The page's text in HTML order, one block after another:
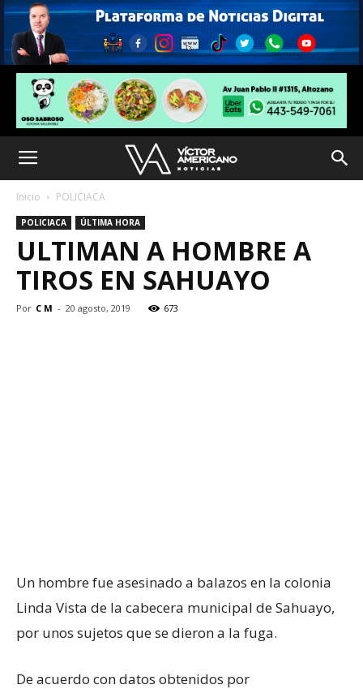
Inicio POLICIACA
POLICIACA ÚLTIMA HORA
ULTIMAN A HOMBRE A
TIROS EN SAHUAYO
Por C M - 20 agosto, 2019 673
Un hombre fue asesinado a balazos en la colonia
Linda Vista de la cabecera municipal de Sahuayo,
por unos sujetos que se dieron a la fuga.
De acuerdo con datos obtenidos por